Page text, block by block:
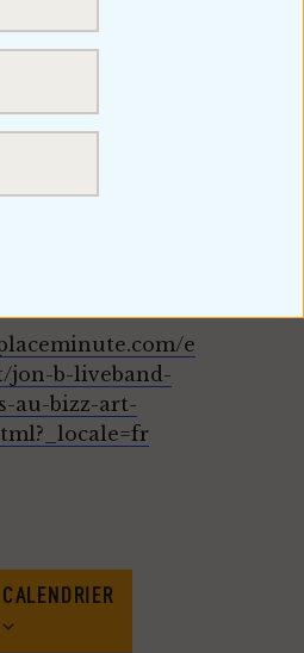
MANO
convions ce
limitées !
&
e
jon-b-liveband-
au-bizz-art-